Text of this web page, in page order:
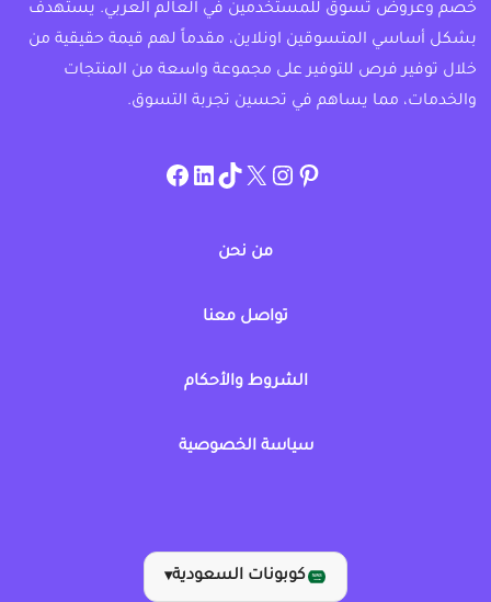
خصم وعروض تسوق للمستخدمين في العالم العربي. يستهدف
بشكل أساسي المتسوقين اونلاين، مقدماً لهم قيمة حقيقية من
خلال توفير فرص للتوفير على مجموعة واسعة من المنتجات
والخدمات، مما يساهم في تحسين تجربة التسوق.
pinterest
allcouponat
twitter
TikTok
linkedin
facebook
من نحن
تواصل معنا
الشروط والأحكام
سياسة الخصوصية
كوبونات السعودية▾